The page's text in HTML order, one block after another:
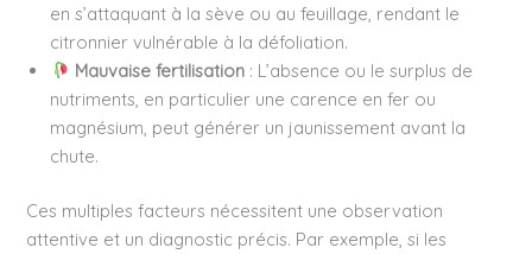
en s’attaquant à la sève ou au feuillage, rendant le
citronnier vulnérable à la défoliation.
Mauvaise fertilisation : L’absence ou le surplus de
nutriments, en particulier une carence en fer ou
magnésium, peut générer un jaunissement avant la
chute.
Ces multiples facteurs nécessitent une observation
attentive et un diagnostic précis. Par exemple, si les